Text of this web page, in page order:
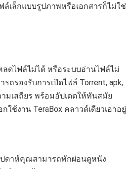
ล์เล็กแบบรูปภาพหรือเอกสารก็ไม่ใช่
ดไฟล์ไม่ได้ หรือระบบอ่านไฟล์ไม่
ถรองรับการเปิดไฟล์ Torrent, apk,
มเสถียร พร้อมอัปเดตให้ทันสมัย
ใช้งาน TeraBox คลาวด์เดียวเอาอยู่
ดาห์คุณสามารถพักผ่อนดูหนัง